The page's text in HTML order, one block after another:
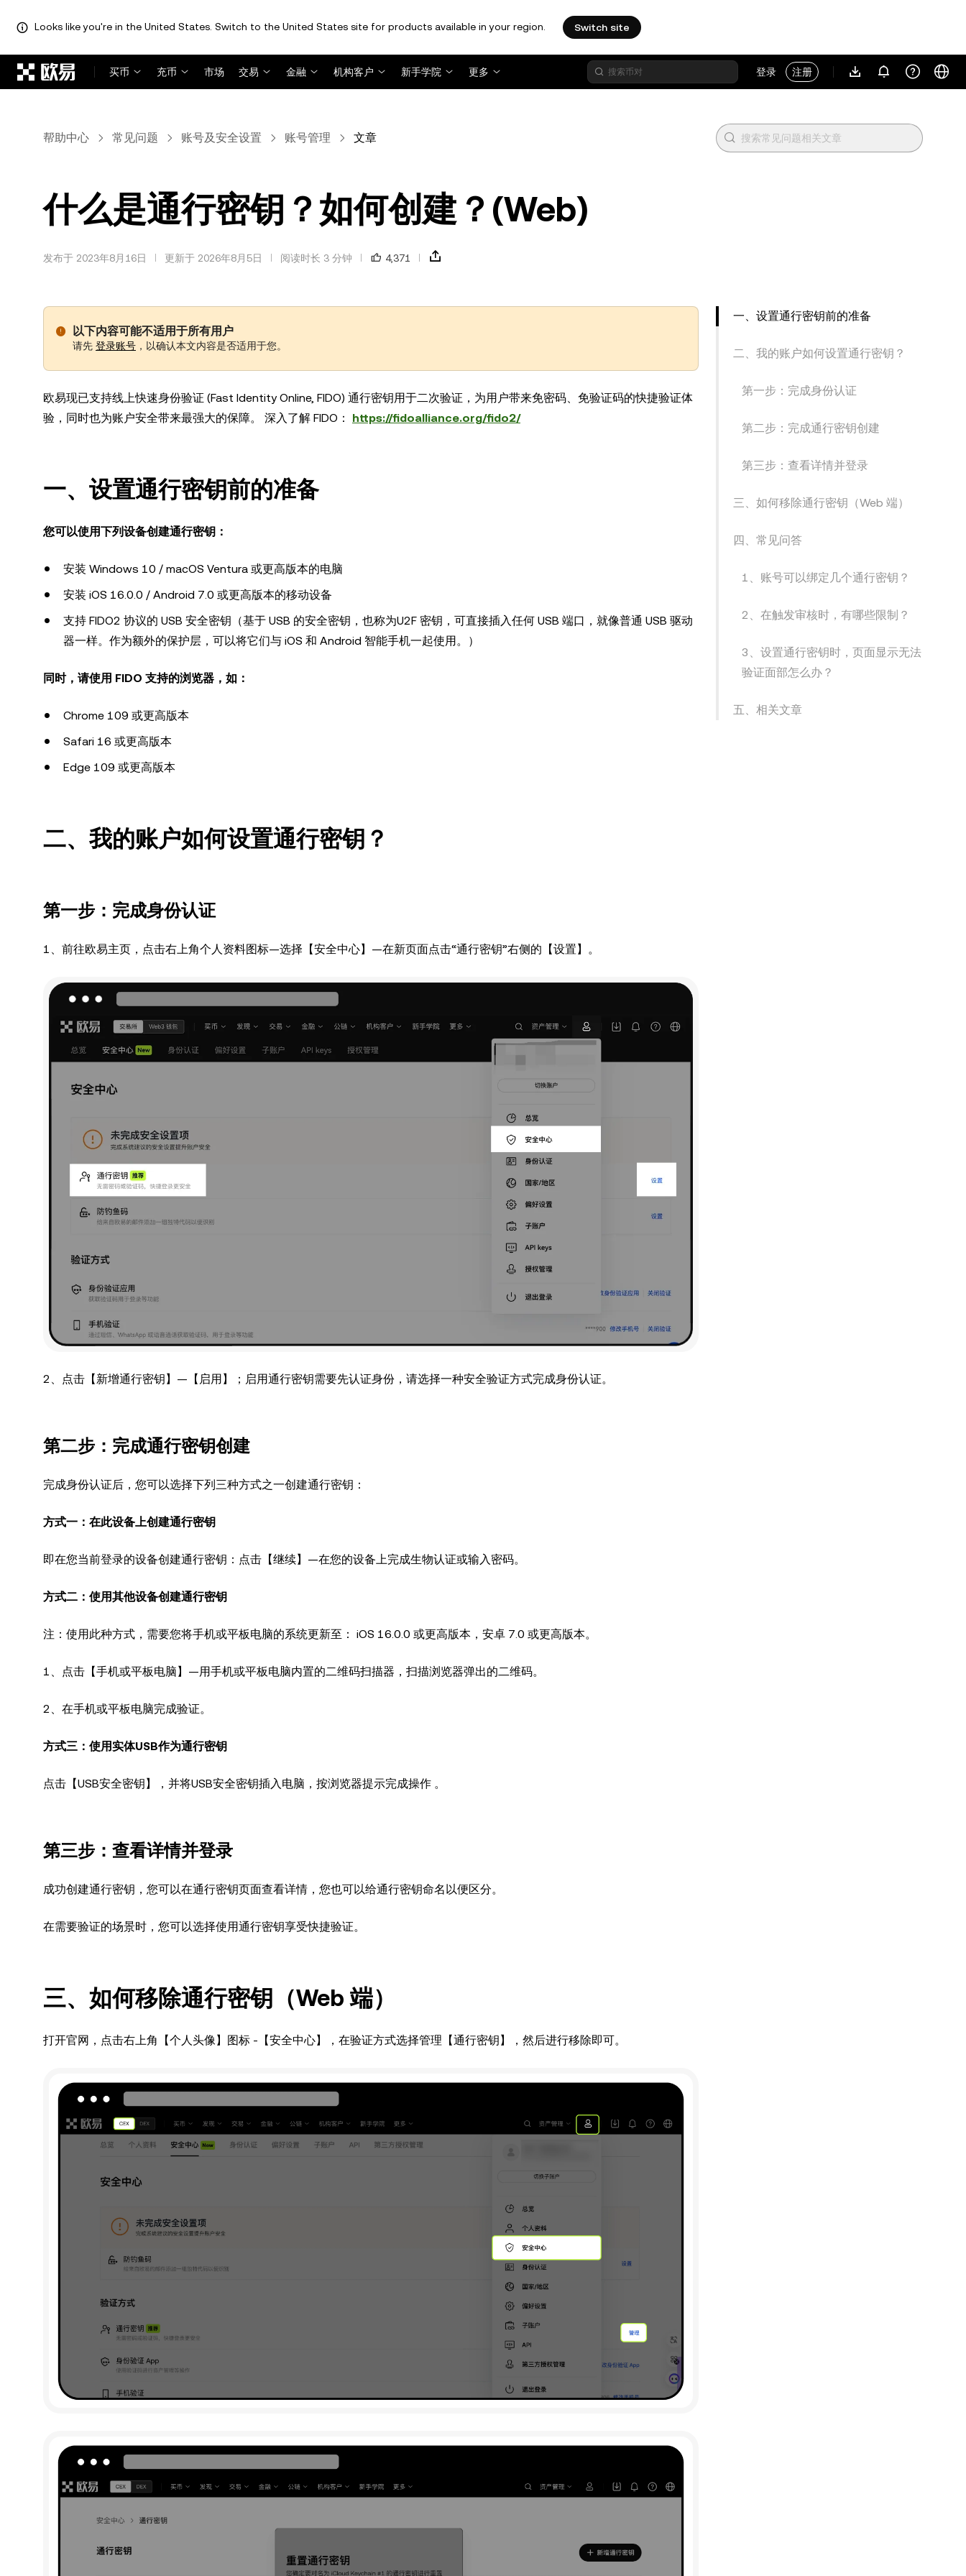
Looks like you're in the United States. Switch to the United States site for products available in your region. Switch site
买币
充币 市场 交易 金融 机构客户 新手学院 更多 登录 注册
帮助中心 常见问题 账号及安全设置 账号管理 文章
什么是通行密钥？如何创建？(Web)
发布于 2023年8月16日 更新于 2026年8月5日 阅读时长 3 分钟 4,371
以下内容可能不适用于所有用户
请先 登录账号 ，以确认本文内容是否适用于您。
欧易现已支持线上快速身份验证 (Fast Identity Online, FIDO) 通行密钥用于二次验证，为用户带来免密码、免验证码的快捷验证体
验，同时也为账户安全带来最强大的保障。 深入了解 FIDO： https://fidoalliance.org/fido2/
一、设置通行密钥前的准备
您可以使用下列设备创建通行密钥：
安装 Windows 10 / macOS Ventura 或更高版本的电脑
安装 iOS 16.0.0 / Android 7.0 或更高版本的移动设备
支持 FIDO2 协议的 USB 安全密钥（基于 USB 的安全密钥，也称为U2F 密钥，可直接插入任何 USB 端口，就像普通 USB 驱动
器一样。作为额外的保护层，可以将它们与 iOS 和 Android 智能手机一起使用。）
同时，请使用 FIDO 支持的浏览器，如：
Chrome 109 或更高版本
Safari 16 或更高版本
Edge 109 或更高版本
二、我的账户如何设置通行密钥？
第一步：完成身份认证
1、前往欧易主页，点击右上角个人资料图标—选择【安全中心】—在新页面点击“通行密钥”右侧的【设置】。
2、点击【新增通行密钥】—【启用】；启用通行密钥需要先认证身份，请选择一种安全验证方式完成身份认证。
第二步：完成通行密钥创建
完成身份认证后，您可以选择下列三种方式之一创建通行密钥：
方式一：在此设备上创建通行密钥
即在您当前登录的设备创建通行密钥：点击【继续】—在您的设备上完成生物认证或输入密码。
方式二：使用其他设备创建通行密钥
注：使用此种方式，需要您将手机或平板电脑的系统更新至： iOS 16.0.0 或更高版本，安卓 7.0 或更高版本。
1、点击【手机或平板电脑】—用手机或平板电脑内置的二维码扫描器，扫描浏览器弹出的二维码。
2、在手机或平板电脑完成验证。
方式三：使用实体USB作为通行密钥
点击【USB安全密钥】，并将USB安全密钥插入电脑，按浏览器提示完成操作 。
第三步：查看详情并登录
成功创建通行密钥，您可以在通行密钥页面查看详情，您也可以给通行密钥命名以便区分。
在需要验证的场景时，您可以选择使用通行密钥享受快捷验证。
三、如何移除通行密钥 （Web 端）
打开官网，点击右上角【个人头像】图标 -【安全中心】，在验证方式选择管理【通行密钥】，然后进行移除即可。
一、设置通行密钥前的准备
二、我的账户如何设置通行密钥？
第一步：完成身份认证
第二步：完成通行密钥创建
第三步：查看详情并登录
三、如何移除通行密钥（Web 端）
四、常见问答
1、账号可以绑定几个通行密钥？
2、在触发审核时，有哪些限制？
3、设置通行密钥时，页面显示无法
验证面部怎么办？
五、相关文章